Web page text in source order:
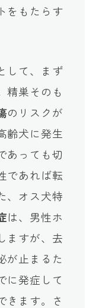
をもたらす
して、まず
精巣そのも
のリスクが
齢犬に発生
あっても切
であれば転
、オス犬特
は、男性ホ
ますが、去
が止まるた
に発症して
きます。さ